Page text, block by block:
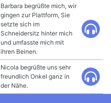
Barbara begrüßte mich, wir
gingen zur Plattform, Sie
setzte sich im
Schneidersitz hinter mich
und umfasste mich mit
ihren Beinen.
Nicola begrüßte uns sehr
freundlich Onkel ganz in
der Nähe.